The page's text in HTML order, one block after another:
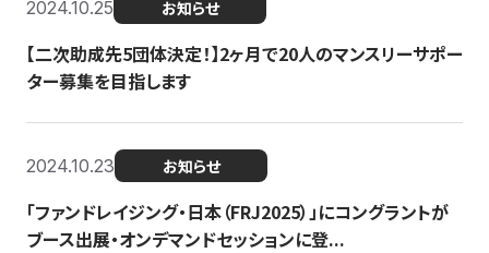
2024.10.25 お知らせ
【二次助成先5団体決定！】2ヶ月で20人のマンスリーサポー
ター募集を目指します
2024.10.23 お知らせ
「ファンドレイジング・日本（FRJ2025）」にコングラントが
ブース出展・オンデマンドセッションに登...